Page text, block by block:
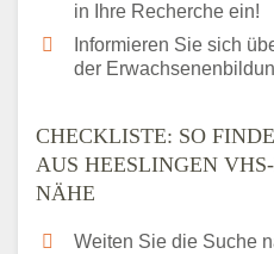
in Ihre Recherche ein!
Informieren Sie sich
der
CHECKLISTE: SO
AUS HEESLINGEN
NÄHE
Weiten Sie die Suche